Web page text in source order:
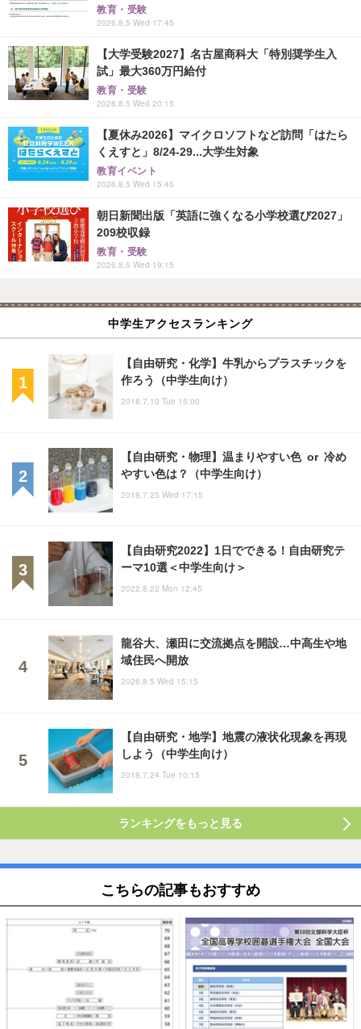
教育・受験
2026.8.5 Wed 17:45
【大学受験2027】名古屋商科大「特別奨学生入
試」最大360万円給付
教育・受験
2026.8.5 Wed 20:15
【夏休み2026】マイクロソフトなど訪問「はたら
くえすと」8/24-29...大学生対象
教育イベント
2026.8.5 Wed 15:45
朝日新聞出版「英語に強くなる小学校選び2027」
209校収録
教育・受験
2026.8.5 Wed 19:15
中学生アクセスランキング
【自由研究・化学】牛乳からプラスチックを
作ろう（中学生向け）
2018.7.10 Tue 15:00
【自由研究・物理】温まりやすい色 or 冷め
やすい色は？（中学生向け）
2018.7.25 Wed 17:15
【自由研究2022】1日でできる！自由研究テ
ーマ10選＜中学生向け＞
2022.8.22 Mon 12:45
龍谷大、瀬田に交流拠点を開設…中高生や地
域住民へ開放
2026.8.5 Wed 15:15
【自由研究・地学】地震の液状化現象を再現
しよう（中学生向け）
2018.7.24 Tue 10:15
ランキングをもっと見る
こちらの記事もおすすめ